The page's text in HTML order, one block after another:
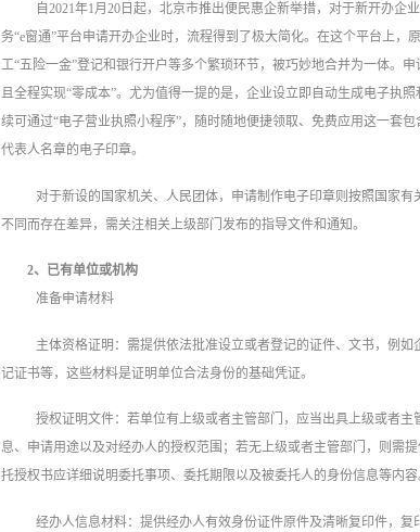
自2021年1月20日起，北京市推出便民惠企新举措，对于新开办
务“e窗通”平台申请开办企业时，流程得到了极大简化。在这个平台上
工“五险一金”登记和银行开户等多个繁琐环节，被巧妙地合并为一体。
且全程实现“零成本”。尤为值得一提的是，企业设立即自动生成电子执
续可通过“电子营业执照小程序”，随时随地便捷领取、免费应用这一套
代表人名章的电子印章。
对于新设的国家机关、人民团体，申请制作电子印章则按照国家
不同而存在差异，需关注相关上级部门发布的指导文件和通知。
2、已有单位或机构
准备申请材料
主体资格证明：需提供依法批准设立或者登记的证件、文书，例
记证书等，这些材料是证明单位合法身份的基础凭证。
授权证明文件：若单位有上级或者主管部门，应当出具上级或者
息、申请用途以及对经办人的授权范围；若无上级或者主管部门，则需
托授权书应详细说明委托事项、委托期限以及被委托人的身份信息等内容
经办人信息材料：提供经办人有效身份证件原件及清晰复印件，